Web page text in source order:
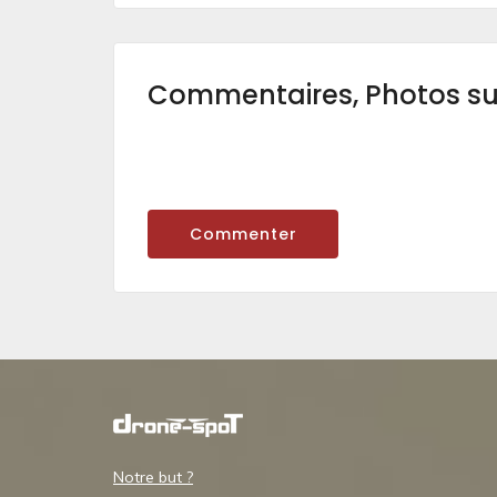
Commentaires, Photos
Commenter
Notre but ?